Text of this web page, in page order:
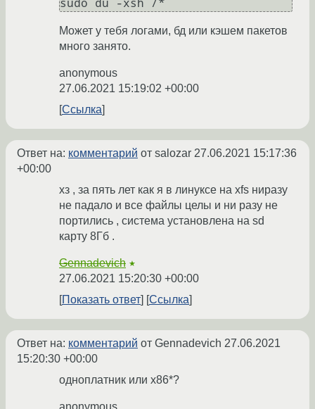
Может у тебя логами, бд или кэшем пакетов
много занято.
anonymous
27.06.2021 15:19:02 +00:00
Ссылка
Ответ на: комментарий от salozar 27.06.2021 15:17:36
+00:00
хз , за пять лет как я в линуксе на xfs ниразу
не падало и все файлы целы и ни разу не
портились , система установлена на sd
карту 8Гб .
Gennadevich ★
27.06.2021 15:20:30 +00:00
Показать ответ
Ссылка
Ответ на: комментарий от Gennadevich 27.06.2021
15:20:30 +00:00
одноплатник или x86*?